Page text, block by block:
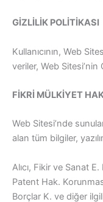
GİZLİLİK POLİTİKASI
Kullanıcının, Web
veriler, Web
FİKRİ MÜLKİYET
Web Sitesi’nde
alan tüm bilgiler,
Alıcı, Fikir ve Sanat
Patent Hak.
Borçlar K. ve diğer